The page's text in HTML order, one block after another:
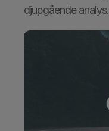
djupgående analys.